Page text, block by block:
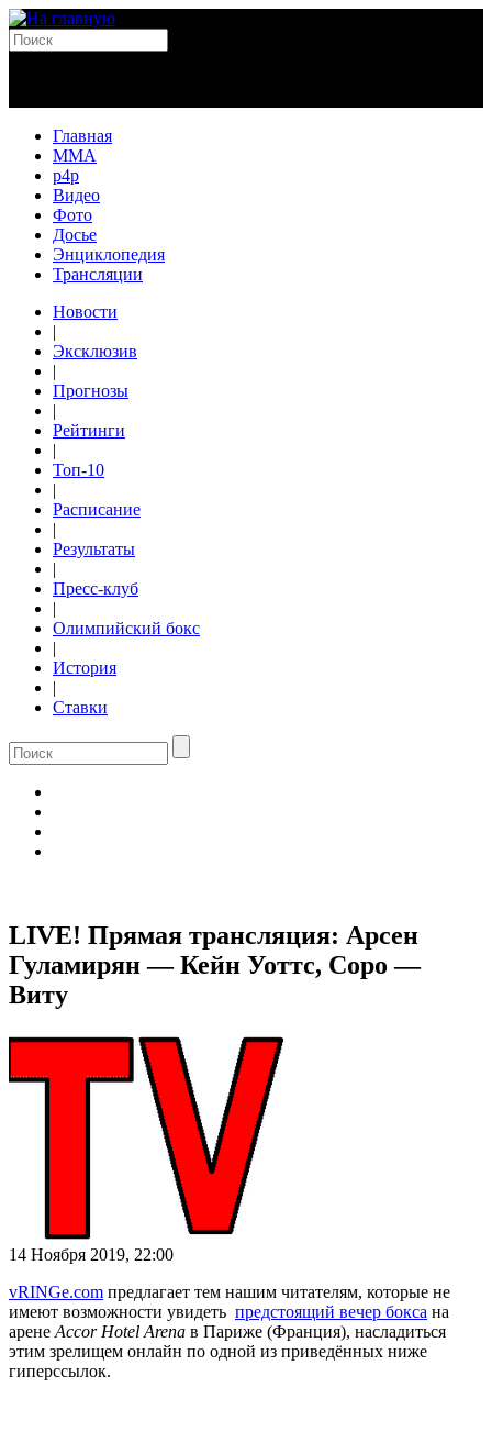
Главная
MMA
p4p
Видео
Фото
Досье
Энциклопедия
Трансляции
Новости
|
Эксклюзив
|
Прогнозы
|
Рейтинги
|
Топ-10
|
Расписание
|
Результаты
|
Пресс-клуб
|
Олимпийский бокс
|
История
|
Ставки
LIVE! Прямая трансляция: Арсен
Гуламирян — Кейн Уоттс, Соро —
Виту
14 Ноября 2019, 22:00
vRINGe.com предлагает тем нашим читателям, которые не
имеют возможности увидеть предстоящий вечер бокса на
арене Accor Hotel Arena в Париже (Франция), насладиться
этим зрелищем онлайн по одной из приведённых ниже
гиперссылок.